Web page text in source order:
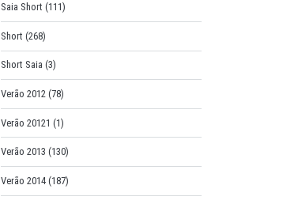
Saia Short (111)
Short (268)
Short Saia (3)
Verão 2012 (78)
Verão 20121 (1)
Verão 2013 (130)
Verão 2014 (187)